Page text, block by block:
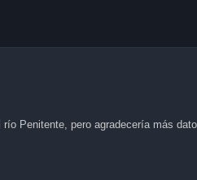
Penitente, pero agradecería más